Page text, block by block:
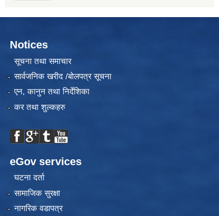
Notices
सूचना तथा समाचार
सार्वजनिक खरीद /बोलपत्र सूचना
एन, कानुन तथा निर्देशिका
कर तथा शुल्कहरु
eGov services
घटना दर्ता
सामाजिक सुरक्षा
नागरिक वडापत्र